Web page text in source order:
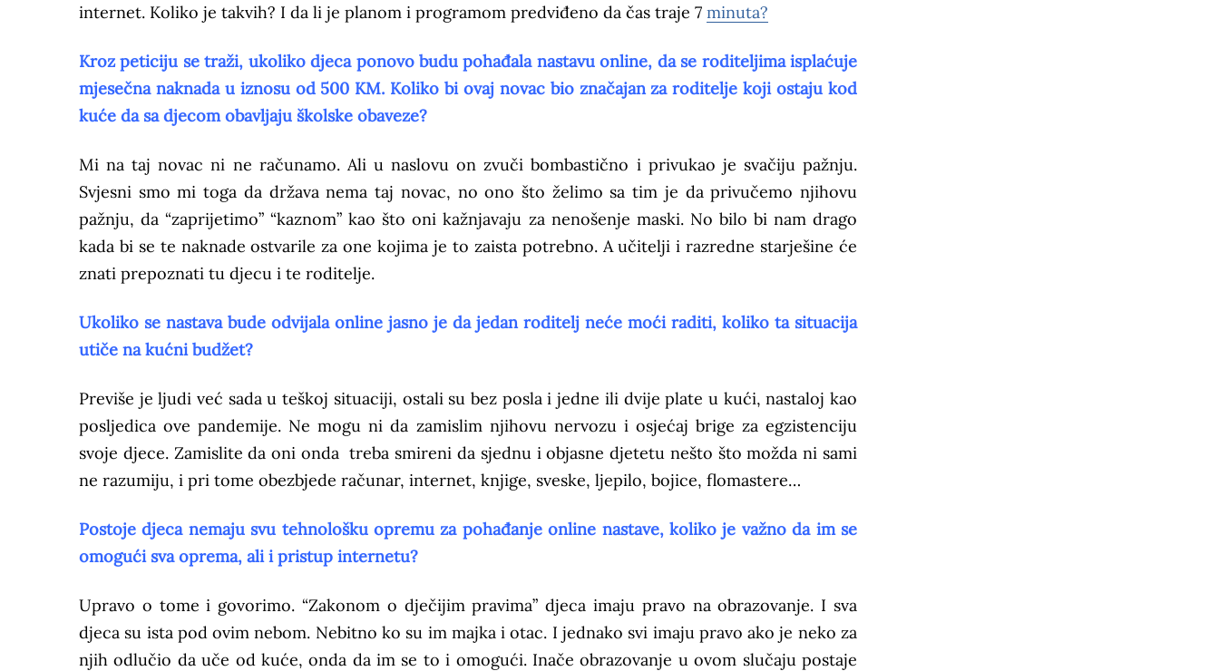
internet. Koliko je takvih? I da li je planom i programom predviđeno da čas traje 7 minuta?
Kroz peticiju se traži, ukoliko djeca ponovo budu pohađala nastavu online, da se roditeljima isplaćuje
mjesečna naknada u iznosu od 500 KM. Koliko bi ovaj novac bio značajan za roditelje koji ostaju kod
kuće da sa djecom obavljaju školske obaveze?
Mi na taj novac ni ne računamo. Ali u naslovu on zvuči bombastično i privukao je svačiju pažnju.
Svjesni smo mi toga da država nema taj novac, no ono što želimo sa tim je da privučemo njihovu
pažnju, da “zaprijetimo” “kaznom” kao što oni kažnjavaju za nenošenje maski. No bilo bi nam drago
kada bi se te naknade ostvarile za one kojima je to zaista potrebno. A učitelji i razredne starješine će
znati prepoznati tu djecu i te roditelje.
Ukoliko se nastava bude odvijala online jasno je da jedan roditelj neće moći raditi, koliko ta situacija
utiče na kućni budžet?
Previše je ljudi već sada u teškoj situaciji, ostali su bez posla i jedne ili dvije plate u kući, nastaloj kao
posljedica ove pandemije. Ne mogu ni da zamislim njihovu nervozu i osjećaj brige za egzistenciju
svoje djece. Zamislite da oni onda treba smireni da sjednu i objasne djetetu nešto što možda ni sami
ne razumiju, i pri tome obezbjede računar, internet, knjige, sveske, ljepilo, bojice, flomastere…
Postoje djeca nemaju svu tehnološku opremu za pohađanje online nastave, koliko je važno da im se
omogući sva oprema, ali i pristup internetu?
Upravo o tome i govorimo. “Zakonom o dječijim pravima” djeca imaju pravo na obrazovanje. I sva
djeca su ista pod ovim nebom. Nebitno ko su im majka i otac. I jednako svi imaju pravo ako je neko za
njih odlučio da uče od kuće, onda da im se to i omogući. Inače obrazovanje u ovom slučaju postaje